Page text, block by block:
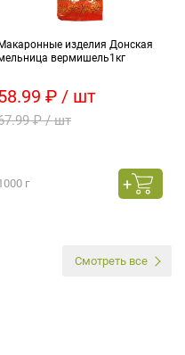
Макаронные изделия Донская
вермишель1кг
₽ / шт
₽ / шт
г
Смотреть все